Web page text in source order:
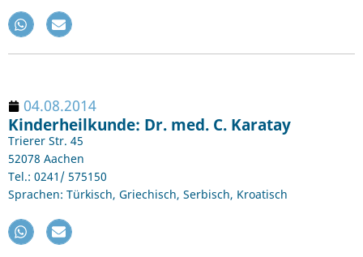
04.08.2014
Kinderheilkunde: Dr. med. C. Karatay
Trierer Str. 45
52078 Aachen
Tel.: 0241/ 575150
Sprachen: Türkisch, Griechisch, Serbisch, Kroatisch